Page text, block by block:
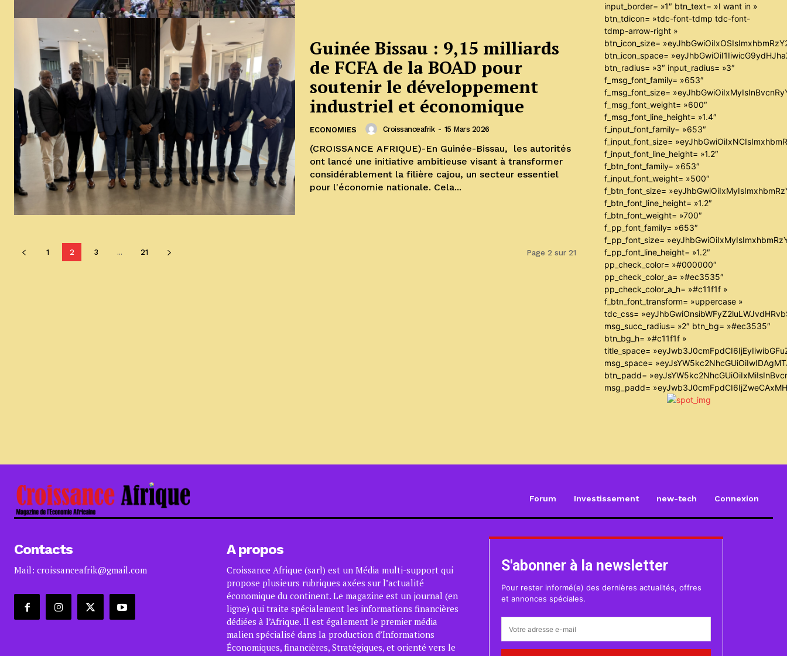
Guinée Bissau : 9,15 milliards
de FCFA de la BOAD pour
soutenir le développement
industriel et économique
ECONOMIES Croissanceafrik - 15 Mars 2026
(CROISSANCE AFRIQUE)-En Guinée-Bissau, les autorités
ont lancé une initiative ambitieuse visant à transformer
considérablement la filière cajou, un secteur essentiel
pour l'économie nationale. Cela...
1 2 3 ... 21 Page 2 sur 21
input_border= »1″ btn_text= »I want in »
btn_tdicon= »tdc-font-tdmp tdc-font-
tdmp-arrow-right »
btn_icon_size=
btn_icon_space=
btn_radius= »3″ input_radius= »3″
f_msg_font_family= »653″
f_msg_font_size=
f_msg_font_weight= »600″
f_msg_font_line_height= »1.4″
f_input_font_family= »653″
f_input_font_size=
f_input_font_line_height= »1.2″
f_btn_font_family= »653″
f_input_font_weight= »500″
f_btn_font_size=
f_btn_font_line_height= »1.2″
f_btn_font_weight= »700″
f_pp_font_family= »653″
f_pp_font_size=
f_pp_font_line_height= »1.2″
pp_check_color= »#000000″
pp_check_color_a= »#ec3535″
pp_check_color_a_h= »#c11f1f »
f_btn_font_transform= »uppercase »
tdc_css=
msg_succ_radius= »2″ btn_bg= »#ec3535″
btn_bg_h= »#c11f1f »
title_space=
msg_space=
btn_padd=
msg_padd=
Forum Investissement new-tech Connexion
Contacts
Mail: croissanceafrik@gmail.com
A propos
Croissance Afrique (sarl) est un Média multi-support qui
propose plusieurs rubriques axées sur l’actualité
économique du continent. Le magazine est un journal (en
ligne) qui traite spécialement les informations financières
dédiées à l’Afrique. Il est également le premier média
malien spécialisé dans la production d’Informations
Économiques, financières, Stratégiques, et orienté vers le
S'abonner à la newsletter
Pour rester informé(e) des dernières actualités, offres
et annonces spéciales.